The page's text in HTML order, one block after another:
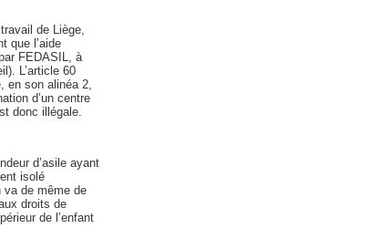
de Liège,
que l’aide
FEDASIL, à
L’article 60
en son alinéa 2,
d’un centre
donc illégale.
d’asile ayant
isolé
va de même de
droits de
de l’enfant